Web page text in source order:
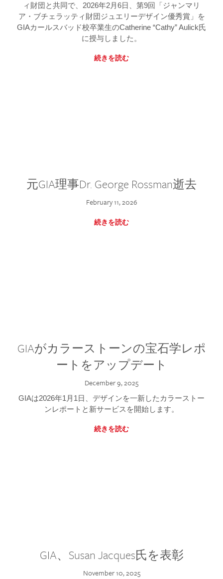
ィ財団と共同で、2026年2月6日、第9回「ジャンマリ
ア・ブチェラッティ財団ジュエリーデザイン優秀賞」を
GIAカールスバッド校卒業生のCatherine “Cathy” Aulick氏
に授与しました。
続きを読む
元GIA理事Dr. George Rossman逝去
February 11, 2026
続きを読む
GIAがカラーストーンの宝石学レポ
ートをアップデート
December 9, 2025
GIAは2026年1月1日、デザインを一新したカラーストー
ンレポートと新サービスを開始します。
続きを読む
GIA、Susan Jacques氏を表彰
November 10, 2025